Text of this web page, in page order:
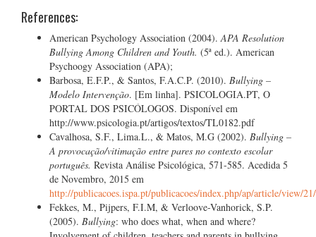
References:
American Psychology Association (2004).APA Resolution
Bullying Among Children and Youth. (5ª ed.). American
Psychoogy Association (APA);
Barbosa, E.F.P., & Santos, F.A.C.P. (2010). Bullying –
Modelo Intervenção. [Em linha]. PSICOLOGIA.PT, O
PORTAL DOS PSICÓLOGOS. Disponível em
http://www.psicologia.pt/artigos/textos/TL0182.pdf
Cavalhosa, S.F., Lima.L., & Matos, M.G (2002). Bullying –
A provocação/vitimação entre pares no contexto escolar
português. Revista Análise Psicológica, 571-585. Acedida 5
de Novembro, 2015 em
http://publicacoes.ispa.pt/publicacoes/index.php/ap/article/view/
Fekkes, M., Pijpers, F.I.M, & Verloove-Vanhorick, S.P.
(2005). Bullying: who does what, when and where?